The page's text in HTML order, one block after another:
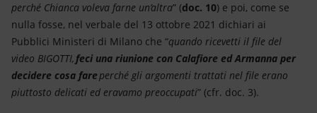
perché Chianca voleva farne un’altra” (doc. 10) e poi, come se
nulla fosse, nel verbale del 13 ottobre 2021 dichiari ai
Pubblici Ministeri di Milano che “quando ricevetti il file del
video BIGOTTI,feci una riunione con Calafiore ed Armanna per
decidere cosa fareperché gli argomenti trattati nel file erano
piuttosto delicati ed eravamo preoccupati” (cfr. doc. 3).